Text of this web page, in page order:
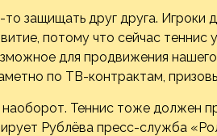
защищать друг друга. Игроки
потому что сейчас
для продвижения
по ТВ-контрактам,
Теннис тоже должен
Рублёва пресс-служба